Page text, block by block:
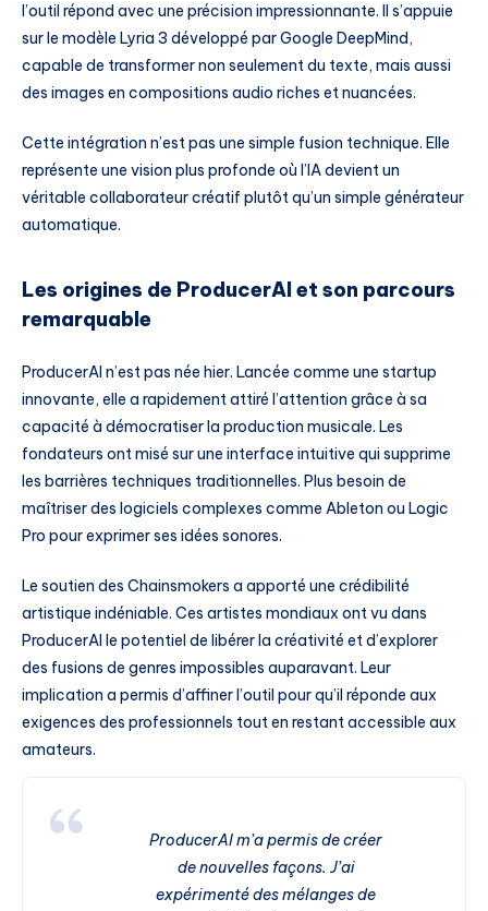
l’outil répond avec une précision impressionnante. Il s’appuie
sur le modèle Lyria 3 développé par Google DeepMind,
capable de transformer non seulement du texte, mais aussi
des images en compositions audio riches et nuancées.
Cette intégration n’est pas une simple fusion technique. Elle
représente une vision plus profonde où l’IA devient un
véritable collaborateur créatif plutôt qu’un simple générateur
automatique.
Les origines de ProducerAI et son parcours
remarquable
ProducerAI n’est pas née hier. Lancée comme une startup
innovante, elle a rapidement attiré l’attention grâce à sa
capacité à démocratiser la production musicale. Les
fondateurs ont misé sur une interface intuitive qui supprime
les barrières techniques traditionnelles. Plus besoin de
maîtriser des logiciels complexes comme Ableton ou Logic
Pro pour exprimer ses idées sonores.
Le soutien des Chainsmokers a apporté une crédibilité
artistique indéniable. Ces artistes mondiaux ont vu dans
ProducerAI le potentiel de libérer la créativité et d’explorer
des fusions de genres impossibles auparavant. Leur
implication a permis d’affiner l’outil pour qu’il réponde aux
exigences des professionnels tout en restant accessible aux
amateurs.
ProducerAI m’a permis de créer
de nouvelles façons. J’ai
expérimenté des mélanges de